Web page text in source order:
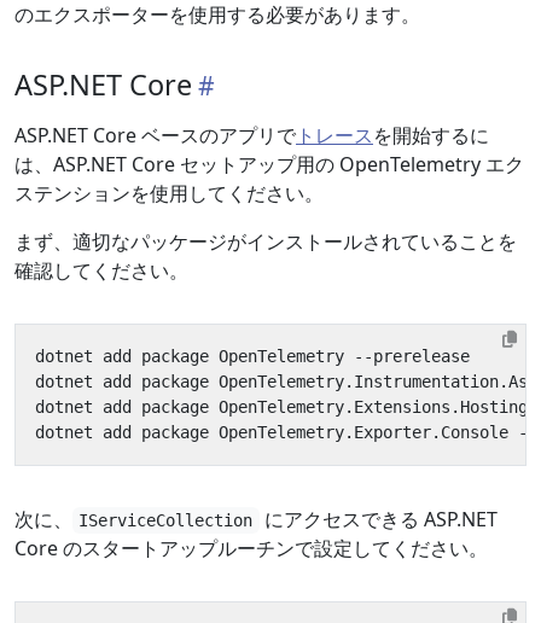
のエクスポーターを使用する必要があります。
ASP.NET Core
ASP.NET Core ベースのアプリで トレースを開始するに
は、ASP.NET Core セットアップ用の OpenTelemetry エク
ステンションを使用してください。
まず、適切なパッケージがインストールされていることを
確認してください。
次に、 IServiceCollection
にアクセスできる ASP.NET
Core のスタートアップルーチンで設定してください。